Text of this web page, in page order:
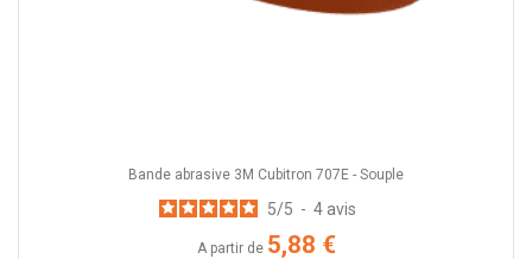
Bande abrasive 3M Cubitron 707E - Souple
5/5 - 4 avis
A partir de 5,88 €